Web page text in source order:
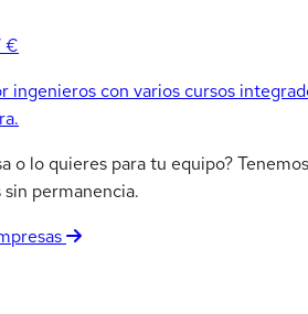
€
ingenieros con varios cursos
o lo quieres para tu equipo? Tenemos
permanencia.